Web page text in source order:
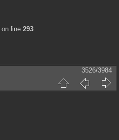
on line 293
3526/3984